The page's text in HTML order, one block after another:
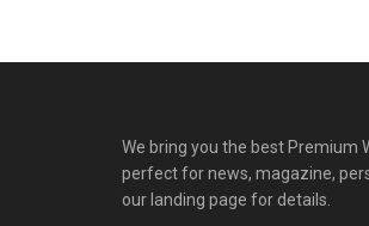
We bring you the best Premium
perfect for news, magazine,
our landing page for details.